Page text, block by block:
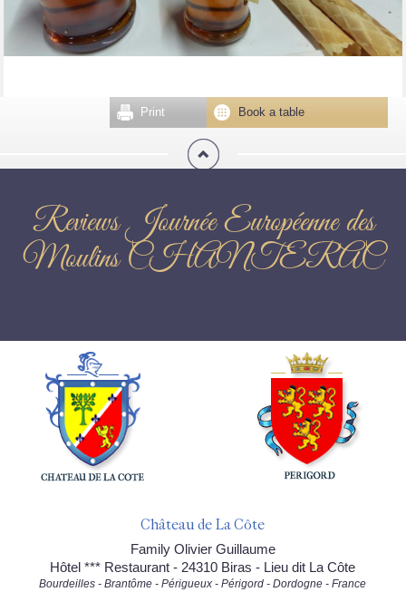
Book a table
Print
Reviews Journée Européenne des
Moulins CHANTERAC
Château de La Côte
Family Olivier Guillaume
Hôtel *** Restaurant - 24310 Biras - Lieu dit La Côte
Bourdeilles - Brantôme - Périgueux - Périgord - Dordogne - France